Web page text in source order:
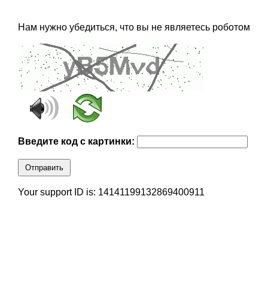
Нам нужно убедиться, что вы не являетесь роботом
Введите код с картинки:
Отправить
Your support ID is: 14141199132869400911